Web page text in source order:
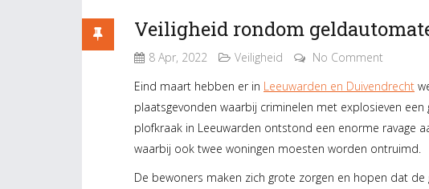
Veiligheid rondom
8 Apr, 2022 Veiligheid
No Comment
Eind maart hebben er in Leeuwarden en Duivendrecht
plaatsgevonden waarbij criminelen met explosieven
plofkraak in Leeuwarden ontstond een enorme ravage
waarbij ook twee woningen moesten worden ontruimd.
De bewoners maken zich grote zorgen en hopen dat